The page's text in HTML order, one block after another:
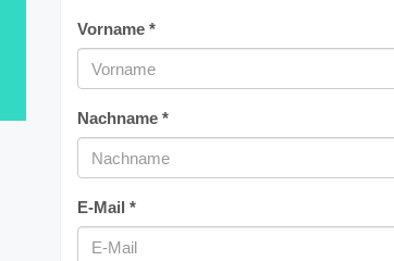
Vorname *
Nachname *
E-Mail *